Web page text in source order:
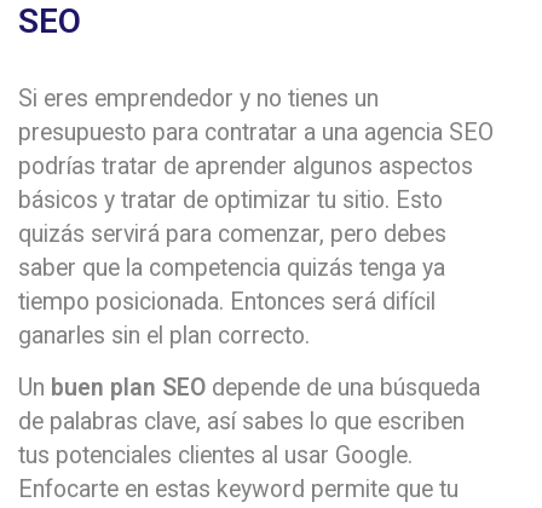
SEO
Si eres emprendedor y no tienes un
presupuesto para contratar a una agencia SEO
podrías tratar de aprender algunos aspectos
básicos y tratar de optimizar tu sitio. Esto
quizás servirá para comenzar, pero debes
saber que la competencia quizás tenga ya
tiempo posicionada. Entonces será difícil
ganarles sin el plan correcto.
Un buen plan SEO depende de una búsqueda
de palabras clave, así sabes lo que escriben
tus potenciales clientes al usar Google.
Enfocarte en estas keyword permite que tu